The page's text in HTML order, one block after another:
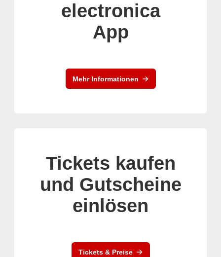
electronica
App
Mehr Informationen
Tickets kaufen
und Gutscheine
einlösen
Tickets & Preise